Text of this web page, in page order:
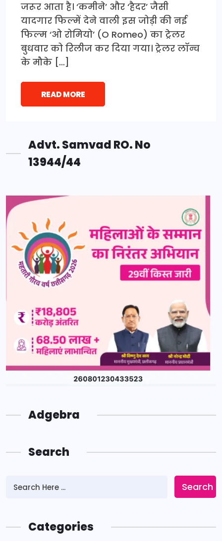
जरूर आता है। ‘कमीने’ और ‘हैदर’ जैसी
यादगार फिल्में देने वाली इस जोड़ी की नई
फिल्म ‘ओ रोमियो’ (O Romeo) का ट्रेलर
बुधवार को रिलीज कर दिया गया। ट्रेलर लॉन्च
के मौके […]
READ MORE
Advt. Samvad RO. No
13944/44
Adgebra
Search
Search
Categories